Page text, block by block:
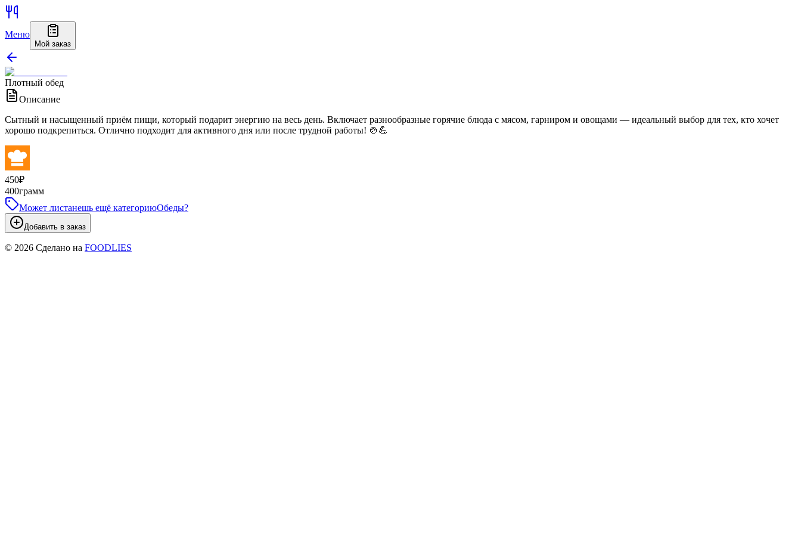
Меню
Мой заказ
Плотный обед
Описание
Сытный и насыщенный приём пищи, который подарит энергию на весь день. Включает разнообразные горячие блюда с мясом, гарниром и овощами — идеальный выбор для тех, кто хочет
хорошо подкрепиться. Отлично подходит для активного дня или после трудной работы! 🍲💪
450₽
400грамм
Может листанешь ещё категориюОбеды?
Добавить в заказ
© 2026 Сделано на FOODLIES